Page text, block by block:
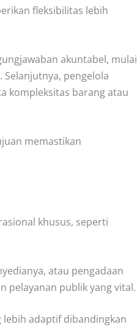
fleksibilitas lebih
akuntabel, mulai
Selanjutnya, pengelola
kompleksitas barang atau
memastikan
khusus, seperti
atau pengadaan
pelayanan publik yang vital.
adaptif dibandingkan